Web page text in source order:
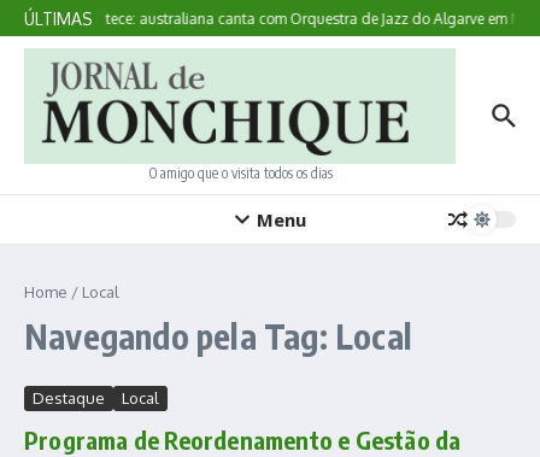
Ir para o conteúdo
ÚLTIMAS
Aqui Acontece: australiana canta com Orquestra de Jazz do Algarve em
O amigo que o visita todos os dias
Menu
Home / Local
Navegando pela Tag: Local
Destaque Local
Programa de Reordenamento e Gestão da